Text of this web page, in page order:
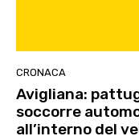
CRONACA
Avigliana:
soccorre
all’interno del